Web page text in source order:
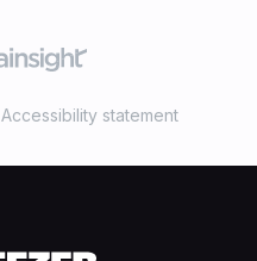
Accessibility statement